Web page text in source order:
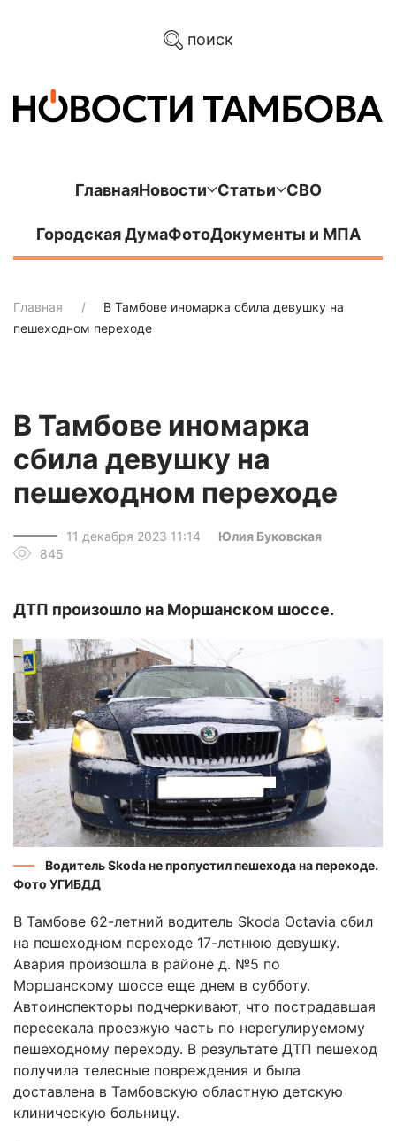
поиск
ГлавнаяНовости Статьи СВО
Городская ДумаФотоДокументы и МПА
Главная
В Тамбове иномарка сбила девушку на
пешеходном переходе
В Тамбове иномарка
сбила девушку на
пешеходном переходе
11 декабря 2023 11:14
Юлия Буковская
845
ДТП произошло на Моршанском шоссе.
Водитель Skoda не пропустил пешехода на переходе.
Фото УГИБДД
В Тамбове 62-летний водитель Skoda Octavia сбил
на пешеходном переходе 17-летнюю девушку.
Авария произошла в районе д. №5 по
Моршанскому шоссе еще днем в субботу.
Автоинспекторы подчеркивают, что пострадавшая
пересекала проезжую часть по нерегулируемому
пешеходному переходу. В результате ДТП пешеход
получила телесные повреждения и была
доставлена в Тамбовскую областную детскую
клиническую больницу.